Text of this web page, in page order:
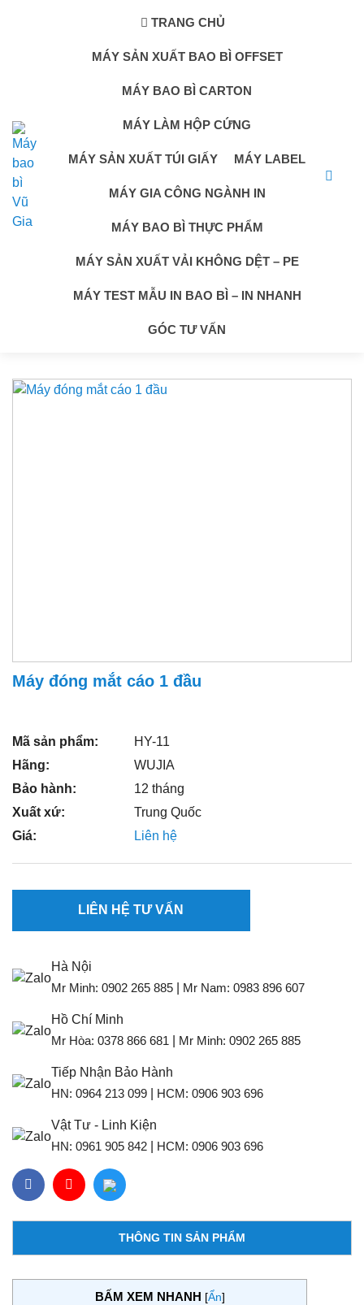
TRANG CHỦ
MÁY SẢN XUẤT BAO BÌ OFFSET
MÁY BAO BÌ CARTON
MÁY LÀM HỘP CỨNG
MÁY SẢN XUẤT TÚI GIẤY MÁY LABEL
MÁY GIA CÔNG NGÀNH IN
MÁY BAO BÌ THỰC PHẨM
MÁY SẢN XUẤT VẢI KHÔNG DỆT – PE
MÁY TEST MẪU IN BAO BÌ – IN NHANH
GÓC TƯ VẤN
Máy đóng mắt cáo 1 đầu
Mã sản phẩm:
HY-11
Hãng:
WUJIA
Bảo hành:
12 tháng
Xuất xứ:
Trung Quốc
Giá:
Liên hệ
LIÊN HỆ TƯ VẤN
Hà Nội
Mr Minh: 0902 265 885 Mr Nam: 0983 896 607
Hồ Chí Minh
Mr Hòa: 0378 866 681 Mr Minh: 0902 265 885
Tiếp Nhận Bảo Hành
HN: 0964 213 099 HCM: 0906 903 696
Vật Tư - Linh Kiện
HN: 0961 905 842 HCM: 0906 903 696
THÔNG TIN SẢN PHẨM
BẤM XEM NHANH [Ẩn]